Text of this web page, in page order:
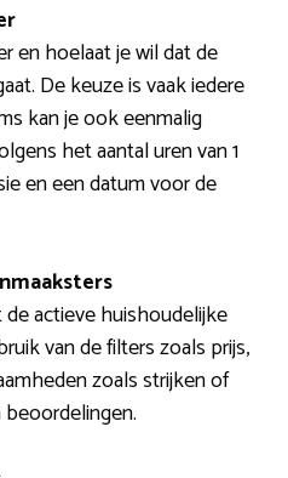
en hoelaat je wil dat de
De keuze is vaak iedere
kan je ook eenmalig
het aantal uren van 1
en een datum voor de
actieve huishoudelijke
van de filters zoals prijs,
zoals strijken of